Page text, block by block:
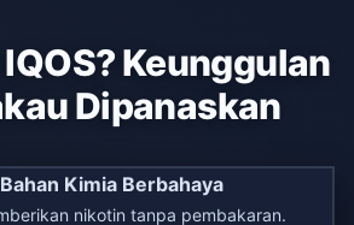
Keunggulan
Dipanaskan
Kimia Berbahaya
nikotin tanpa pembakaran.